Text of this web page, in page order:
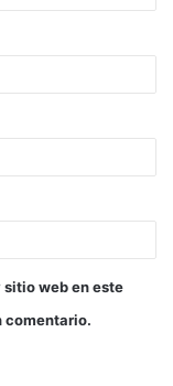
web en este
comentario.